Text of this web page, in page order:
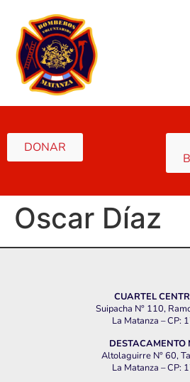
DONAR
Oscar Díaz
CUARTEL
Suipacha N° 110,
La Matanza – CP:
DESTACAMENTO
Altolaguirre N° 60,
La Matanza – CP: